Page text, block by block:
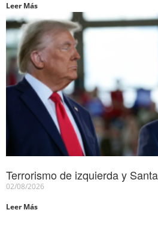
Leer Más
Terrorismo de izquierda y
02/08/2026
Leer Más